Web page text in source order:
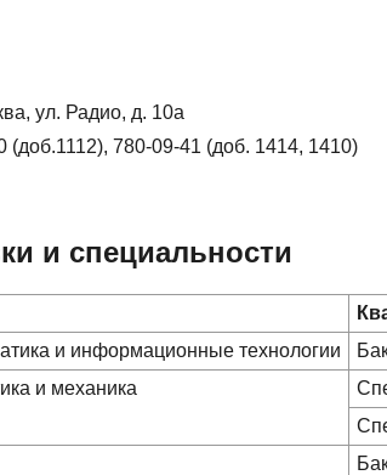
ул. Радио, д. 10а
(доб.1112), 780-09-41 (доб. 1414, 1410)
и специальности
и информационные технологии
и механика